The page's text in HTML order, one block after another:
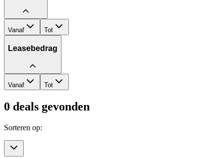
Vanaf Tot
Leasebedrag
Vanaf Tot
0 deals gevonden
Sorteren op: